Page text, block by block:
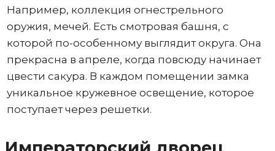
Например, коллекция огнестрельного
оружия, мечей. Есть смотровая башня, с
которой по-особенному выглядит округа. Она
прекрасна в апреле, когда повсюду начинает
цвести сакура. В каждом помещении замка
уникальное кружевное освещение, которое
поступает через решетки.